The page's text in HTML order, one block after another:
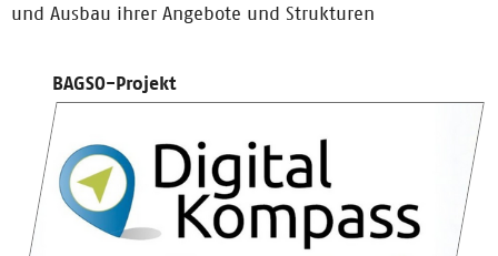
und Ausbau ihrer Angebote und Strukturen
BAGSO-Projekt